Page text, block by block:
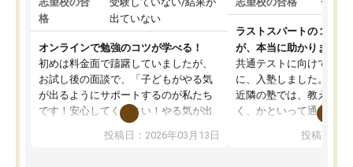
格
出ていない
オンラインで勉強のコツが学べる！
初めは料金面で躊躇していましたが、
お試し後の面談で、「子どもがやる気
が出るようにサポートするのが私たち
です！安心してください！やる気が出
ないのは私たち講師の責任です」と言
ってくださり、確かに！と考えて、思
投稿日：2026年03月13日
ラストスパートの１か月
が、本当に助かりました
共通テストに向けての追
に、入塾しました。田舎
近隣の塾では、教えても
く、かといって通うには
可能なので本当に助か
投稿日：